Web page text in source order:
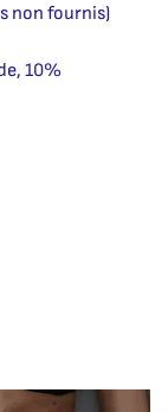
non fournis)
10%